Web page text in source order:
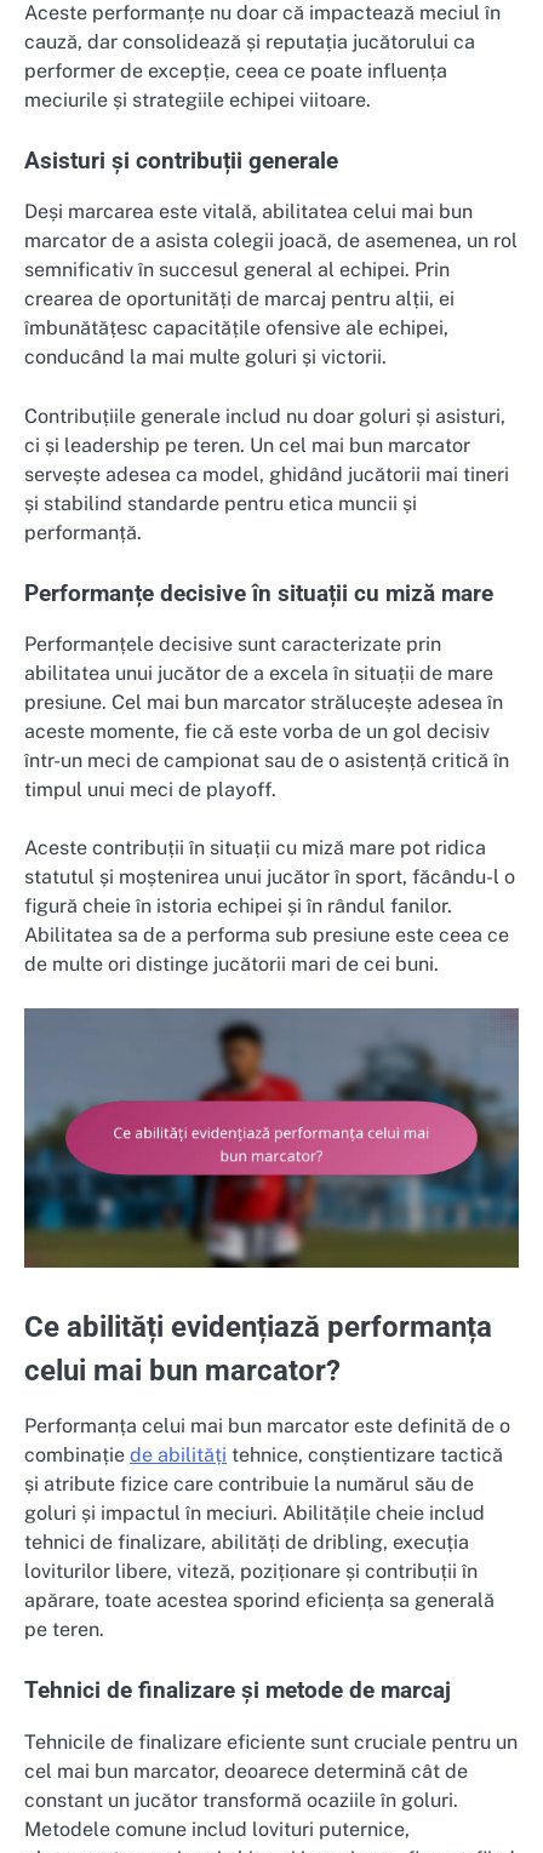
Aceste performanțe nu doar că impactează meciul în
cauză, dar consolidează și reputația jucătorului ca
performer de excepție, ceea ce poate influența
meciurile și strategiile echipei viitoare.
Asisturi și contribuții generale
Deși marcarea este vitală, abilitatea celui mai bun
marcator de a asista colegii joacă, de asemenea, un rol
semnificativ în succesul general al echipei. Prin
crearea de oportunități de marcaj pentru alții, ei
îmbunătățesc capacitățile ofensive ale echipei,
conducând la mai multe goluri și victorii.
Contribuțiile generale includ nu doar goluri și asisturi,
ci și leadership pe teren. Un cel mai bun marcator
servește adesea ca model, ghidând jucătorii mai tineri
și stabilind standarde pentru etica muncii și
performanță.
Performanțe decisive în situații cu miză mare
Performanțele decisive sunt caracterizate prin
abilitatea unui jucător de a excela în situații de mare
presiune. Cel mai bun marcator strălucește adesea în
aceste momente, fie că este vorba de un gol decisiv
într-un meci de campionat sau de o asistență critică în
timpul unui meci de playoff.
Aceste contribuții în situații cu miză mare pot ridica
statutul și moștenirea unui jucător în sport, făcându-l o
figură cheie în istoria echipei și în rândul fanilor.
Abilitatea sa de a performa sub presiune este ceea ce
de multe ori distinge jucătorii mari de cei buni.
Ce abilități evidențiază performanța
celui mai bun marcator?
Performanța celui mai bun marcator este definită de o
combinație de abilități tehnice, conștientizare tactică
și atribute fizice care contribuie la numărul său de
goluri și impactul în meciuri. Abilitățile cheie includ
tehnici de finalizare, abilități de dribling, execuția
loviturilor libere, viteză, poziționare și contribuții în
apărare, toate acestea sporind eficiența sa generală
pe teren.
Tehnici de finalizare și metode de marcaj
Tehnicile de finalizare eficiente sunt cruciale pentru un
cel mai bun marcator, deoarece determină cât de
constant un jucător transformă ocaziile în goluri.
Metodele comune includ lovituri puternice,